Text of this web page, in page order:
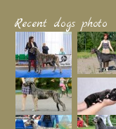
Recent dogs photo